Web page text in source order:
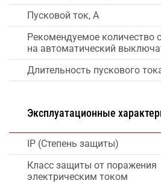
Пусковой ток, А
Рекомендуемое количество
на автоматический
Длительность пускового
Эксплуатационные
IP (Степень защиты)
Класс защиты от поражения
электрическим током